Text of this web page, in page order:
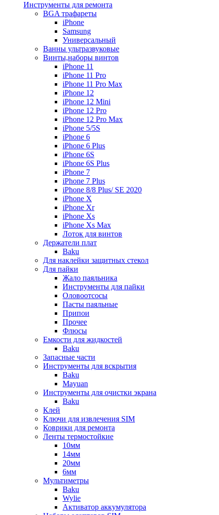
Инструменты для ремонта
BGA трафареты
iPhone
Samsung
Универсальный
Ванны ультразвуковые
Винты,наборы винтов
iPhone 11
iPhone 11 Pro
iPhone 11 Pro Max
iPhone 12
iPhone 12 Mini
iPhone 12 Pro
iPhone 12 Pro Max
iPhone 5/5S
iPhone 6
iPhone 6 Plus
iPhone 6S
iPhone 6S Plus
iPhone 7
iPhone 7 Plus
iPhone 8/8 Plus/ SE 2020
iPhone X
iPhone Xr
iPhone Xs
iPhone Xs Max
Лоток для винтов
Держатели плат
Baku
Для наклейки защитных стекол
Для пайки
Жало паяльника
Инструменты для пайки
Оловоотсосы
Пасты паяльные
Припои
Прочее
Флюсы
Емкости для жидкостей
Baku
Запасные части
Инструменты для вскрытия
Baku
Mayuan
Инструменты для очистки экрана
Baku
Клей
Ключи для извлечения SIM
Коврики для ремонта
Ленты термостойкие
10мм
14мм
20мм
6мм
Мультиметры
Baku
Wylie
Активатор аккумулятора